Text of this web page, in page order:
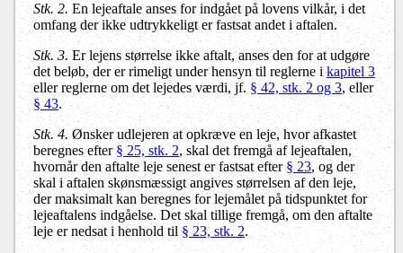
Stk. 2. En lejeaftale anses for indgået på lovens vilkår, i det
omfang der ikke udtrykkeligt er fastsat andet i aftalen.
Stk. 3. Er lejens størrelse ikke aftalt, anses den for at udgøre
det beløb, der er rimeligt under hensyn til reglerne ikapitel 3
eller reglerne om det lejedes værdi, jf. § 42, stk. 2 og 3, eller
§ 43.
Stk. 4. Ønsker udlejeren at opkræve en leje, hvor afkastet
beregnes efter§ 25, stk. 2, skal det fremgå af lejeaftalen,
hvornår den aftalte leje senest er fastsat efter§ 23, og der
skal i aftalen skønsmæssigt angives størrelsen af den leje,
der maksimalt kan beregnes for lejemålet på tidspunktet for
lejeaftalens indgåelse. Det skal tillige fremgå, om den aftalte
leje er nedsat i henhold til § 23, stk. 2.